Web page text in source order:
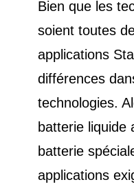
Bien que les
soient toutes
applications
différences
technologies.
batterie liquide
batterie
applications